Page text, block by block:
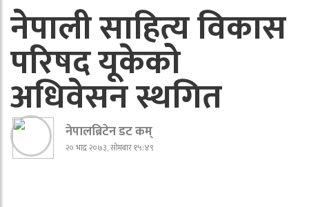
नेपाली साहित्य विकास
परिषद यूकेको
अधिवेसन स्थगित
नेपालब्रिटेन डट कम्
२० भाद्र २०७३, सोमबार १५:४९